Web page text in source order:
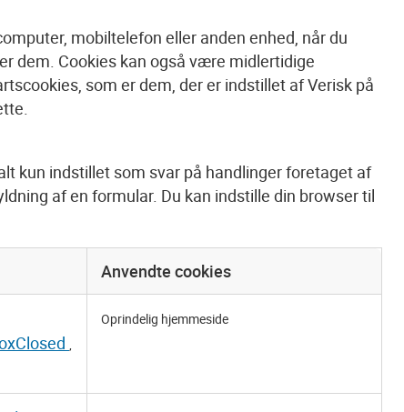
mobiltelefon eller anden enhed, når du
dem. Cookies kan også være midlertidige
som er dem, der er indstillet af Verisk på
kun indstillet som svar på handlinger foretaget af
af en formular. Du kan indstille din browser til
Anvendte cookies
,
Oprindelig hjemmeside